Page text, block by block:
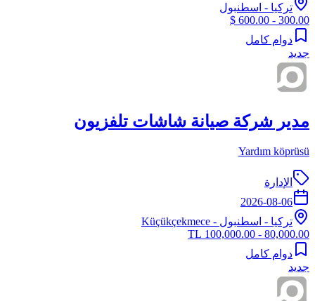
تركيا - اسطنبول
300.00 - 600.00 $
دوام كامل
جديد
مدير شركة صيانة شاشات تلفزيون
Yardım köprüsü
الإدارة
2026-08-06
تركيا - اسطنبول - Küçükçekmece
80,000.00 - 100,000.00 TL
دوام كامل
جديد